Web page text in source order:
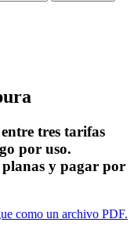
tres tarifas
por uso.
y pagar por
como un archivo PDF.